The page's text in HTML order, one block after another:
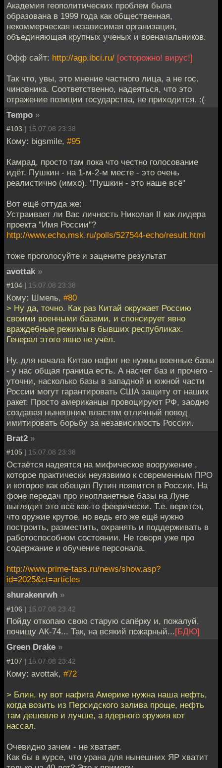
Академия геополитических проблем была
образована в 1999 года как общественная,
некоммерческая независимая организация,
объединяющая крупных ученых и военачальников.
Офф сайт: http://agp.ibci.ru/ [осторожно! вирус!]
Так что, увы, это мнение частного лица, а не гос.
чиновника. Соответственно, надеяться, что это
отражение позиции государства, не приходится. :(
Tempo »
#103 | 15.07.08 23:38
Кому: bigsmile, #95
Камрад, просто там пока что честно голосование
идёт. Пушкин - на 1-м-2-м месте - это очень
реалистично (имхо). "Пушкин - это наше всё"
Вот ещё оттуда же:
Устраивает ли Вас личность Николая II как лидера
проекта "Имя России"?
http://www.echo.msk.ru/polls/527544-echo/result.html
тоже проголосуйте и зацените результат
avottak »
#104 | 15.07.08 23:38
Кому: Шмель, #80
> Ну да, точно. Как раз Китай окружает Россию
своими военными базами, и спонсирует явно
враждебные режимы в бывших республиках.
Генерал этого явно не учёл.
Ну, для начала Китаю нафиг не нужны военные базы
- у нас общая граница есть. А насчет баз и прочего -
уточни, насколько базы в западной и южной части
России могут гарантировать США защиту от наших
ракет. Просто американцы провоцируют РФ, заодно
создавая нынешним властям отличный повод
имитировать борьбу за независимость России.
Brat2 »
#105 | 15.07.08 23:38
Остаётся надеятся на мифическое вооружение ,
которое практически неуязвимо к современным ПРО
и которое как обещал Путин появится в России. На
фоне передач про инопланетные базы на Луне
выглядит это всё как-то феерически. Т.е. верится,
что оружие крутое, но ведь его же ещё нужно
построить, разместить, охранять и поддерживать в
работоспособном состоянии. Не говоря уже про
содержание и обучение персонала.
http://www.prime-tass.ru/news/show.asp?
id=2025&ct=articles
shurakenrwh »
#106 | 15.07.08 23:42
Пойду откопаю свою старую сапёрку и, пожалуй,
почищу АК-74... Так, на всякий пожарный...[БДЮ]
Green Drake »
#107 | 15.07.08 23:42
Кому: avottak, #72
> Блин, ну вот нафига Америке нужна наша нефть,
когда возить из Персидского залива проще, нефть
там дешевле и лучше, а ядерного оружия кот
нассал.
Очевидно зачем - не хватает.
Как бы в курсе, что урана для нынешних ЯР хватит